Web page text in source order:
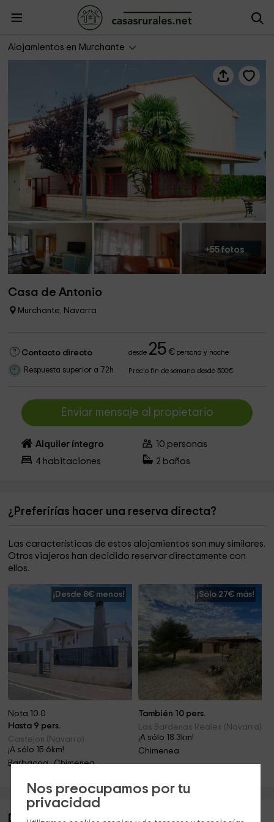
Nos preocupamos por tu
privacidad
Alojamientos en Murchante
+55 fotos
Casa de Antonio
Murchante, Navarra
Contacto directo desde 25 €persona y noche
Respuesta superior a 72h Precio fin de semana desde 500€
Enviar mensaje al propietario
Alquiler íntegro 10 personas
4 habitaciones 2 baños
¿Preferirías hacer una reserva directa?
Las características de estos alojamientos son muy similares.
Otros viajeros han decidido reservar directamente con
ellos.
¡Desde 8€ menos!
Nota 10.0
Hasta 9 pers.
Castejon (Navarra)
¡A sólo 15.6km!
Barbacoa · Chimenea
¡Sólo 27€ más!
También 10 pers.
Las Bardenas Reales (Navarra)
¡A sólo 18.3km!
Chimenea
Descripción de Casa de Antonio